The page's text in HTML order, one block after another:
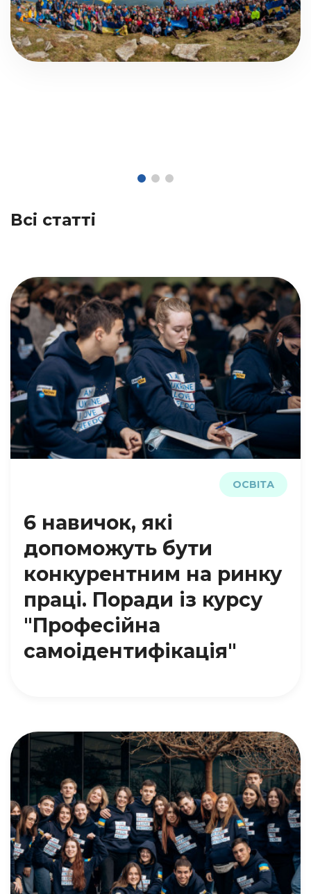
Всі статті
ОСВІТА
6 навичок, які
допоможуть бути
конкурентним на ринку
праці. Поради із курсу
"Професійна
самоідентифікація"